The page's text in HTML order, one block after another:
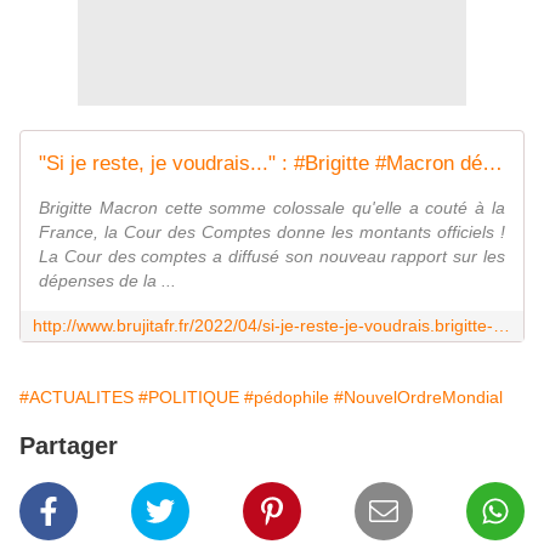
"Si je reste, je voudrais..." : #Brigitte #Macron dévoile ses ambitions en cas de réélection de son mari à l'#Elysée - MOINS de BIENS PLUS de LIENS
Brigitte Macron cette somme colossale qu'elle a couté à la
France, la Cour des Comptes donne les montants officiels !
La Cour des comptes a diffusé son nouveau rapport sur les
dépenses de la ...
#ACTUALITES #POLITIQUE #pédophile #NouvelOrdreMondial
Partager